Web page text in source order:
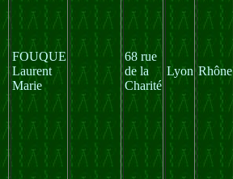
FOUQUE
Laurent
Marie
68 rue
de la
Charité
Lyon Rhône